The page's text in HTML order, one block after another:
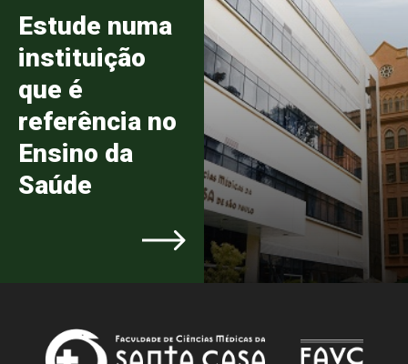
Estude numa
instituição
que é
referência no
Ensino da
Saúde